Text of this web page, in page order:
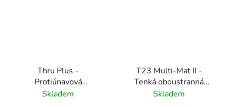
Thru Plus -
Protiúnavová
antibakteriální rohož
Skladem
T23 Multi-Mat II -
Tenká oboustranná
protiskluzová rohož -
Skladem